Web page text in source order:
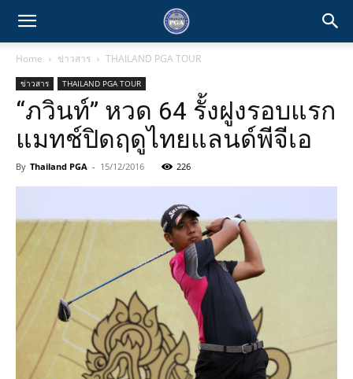
Home ข่าวสาร THAILAND PGA TOUR
ข่าวสาร THAILAND PGA TOUR
“ภวินท์” หวด 64 รั้งฝูงรอบแรก
แมทช์ปิดฤดูไทยแลนด์พีจีเอ
By Thailand PGA - 15/12/2016 226